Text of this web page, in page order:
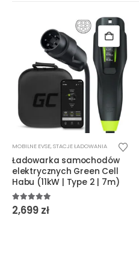
MOBILNE EVSE,STACJE ŁADOWANIA
Ładowarka samochodów
elektrycznych Green Cell
Habu (11kW | Type 2 | 7m)
5.00out of 5
2,699 zł